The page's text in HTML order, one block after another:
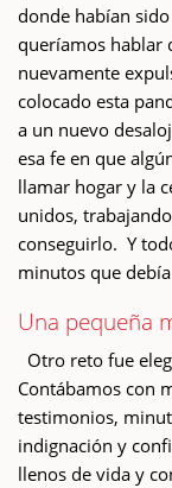
donde habían
queríamos hablar
nuevamente
colocado esta
a un nuevo
esa fe en que
llamar hogar y la
unidos,
conseguirlo. Y
minutos que
Una pequeña
Otro reto fue
Contábamos con
testimonios,
indignación y
llenos de vida y